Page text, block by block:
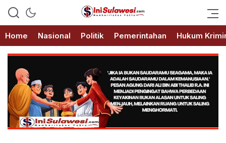
IniSulawesi.com
Memberitakan Fakta
Home
Nasional Politik Pemerintahan Hukum